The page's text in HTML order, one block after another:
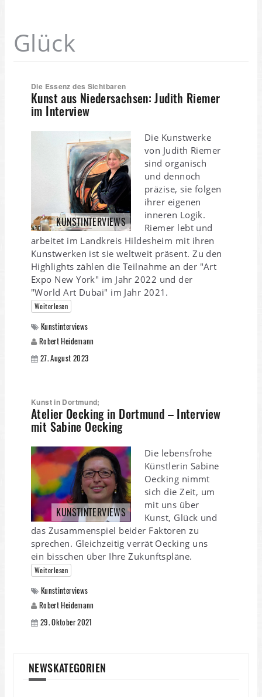
Glück
Die Essenz des Sichtbaren
Kunst aus Niedersachsen: Judith Riemer
im Interview
KUNSTINTERVIEWS
Die Kunstwerke
von Judith Riemer
sind organisch
und dennoch
präzise, sie folgen
ihrer eigenen
inneren Logik.
Riemer lebt und
arbeitet im Landkreis Hildesheim mit ihren
Kunstwerken ist sie weltweit präsent. Zu den
Highlights zählen die Teilnahme an der "Art
Expo New York" im Jahr 2022 und der
"World Art Dubai" im Jahr 2021.
Weiterlesen
Kunstinterviews
Robert Heidemann
27. August 2023
Kunst in Dortmund;
Atelier Oecking in Dortmund – Interview
mit Sabine Oecking
KUNSTINTERVIEWS
Die lebensfrohe
Künstlerin Sabine
Oecking nimmt
sich die Zeit, um
mit uns über
Kunst, Glück und
das Zusammenspiel beider Faktoren zu
sprechen. Gleichzeitig verrät Oecking uns
ein bisschen über Ihre Zukunftspläne.
Weiterlesen
Kunstinterviews
Robert Heidemann
29. Oktober 2021
NEWSKATEGORIEN